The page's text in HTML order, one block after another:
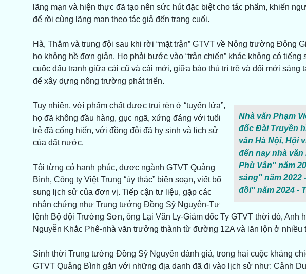
lãng mạn và hiện thực đã tạo nên sức hút đặc biệt cho tác phẩm, khiến
để rồi cùng lãng mạn theo tác giả đến trang cuối.
Hà, Thắm và trung đội sau khi rời “mặt trận” GTVT về Nông trường Đông
họ không hề đơn giản. Họ phải bước vào “trận chiến” khác không có
cuộc đấu tranh giữa cái cũ và cái mới, giữa bảo thủ trì trệ và đổi mới sáng
để xây dựng nông trường phát triển.
Nhà văn Phạm
đốc Đài Truyền
văn Hà Nội, Hội
đến nay nhà văn
Phù Vân" năm
sáng" năm 2022
đồi" năm 2024 -
Tuy nhiên, với phẩm chất được trui rèn ở “tuyến lửa”,
họ đã không đầu hàng, gục ngã, xứng đáng với tuổi
trẻ đã cống hiến, với đồng đội đã hy sinh và lịch sử
của đất nước.
Tôi từng có hạnh phúc, được ngành GTVT Quảng
Bình, Công ty Việt Trung “ủy thác” biên soạn, viết bổ
sung lịch sử của đơn vị. Tiếp cận tư liệu, gặp các
nhân chứng như Trung tướng Đồng Sỹ Nguyên-Tư
lệnh Bộ đội Trường Sơn, ông Lại Văn Ly-Giám đốc Ty GTVT thời đó, Anh
Nguyễn Khắc Phê-nhà văn trưởng thành từ đường 12A và lăn lộn ở nhiều
Sinh thời Trung tướng Đồng Sỹ Nguyên đánh giá, trong hai cuộc kháng
GTVT Quảng Bình gắn với những địa danh đã đi vào lịch sử như: Cảnh